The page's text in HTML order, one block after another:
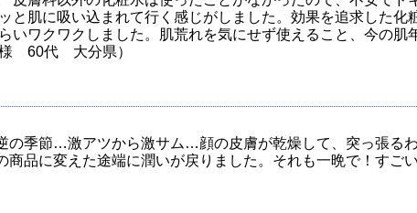
と肌に吸い込まれて行く感じがしました。効果を追求した
いワクワクしました。肌荒れを気にせず使えること、今の
様 60代 大分県）
の季節…激アツから激サム…顔の皮膚が乾燥して、突っ張る
品に変えた途端に潤いが戻りました。それも一晩で！すごい